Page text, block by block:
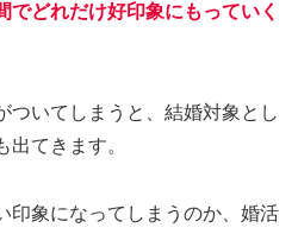
でどれだけ好印象にもっていく
ついてしまうと、結婚対象とし
てきます。
印象になってしまうのか、婚活